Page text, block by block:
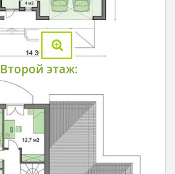
Второй этаж: